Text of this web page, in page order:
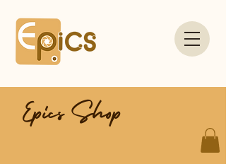
Epics Shop